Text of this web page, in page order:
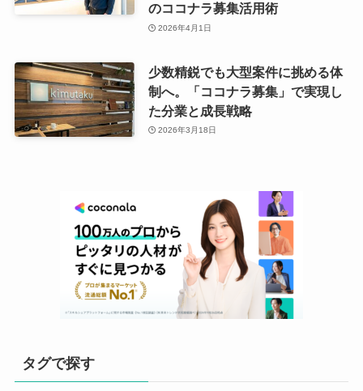
のココナラ募集活用術
2026年4月1日
少数精鋭でも大型案件に挑める体
制へ。「ココナラ募集」で実現し
た分業と成長戦略
2026年3月18日
タグで探す